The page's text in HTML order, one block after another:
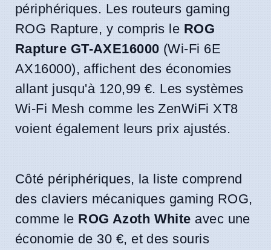
périphériques. Les routeurs gaming
ROG Rapture, y compris le ROG
Rapture GT-AXE16000 (Wi-Fi 6E
AX16000), affichent des économies
allant jusqu'à 120,99 €. Les systèmes
Wi-Fi Mesh comme les ZenWiFi XT8
voient également leurs prix ajustés.
Côté périphériques, la liste comprend
des claviers mécaniques gaming ROG,
comme le ROG Azoth White avec une
économie de 30 €, et des souris